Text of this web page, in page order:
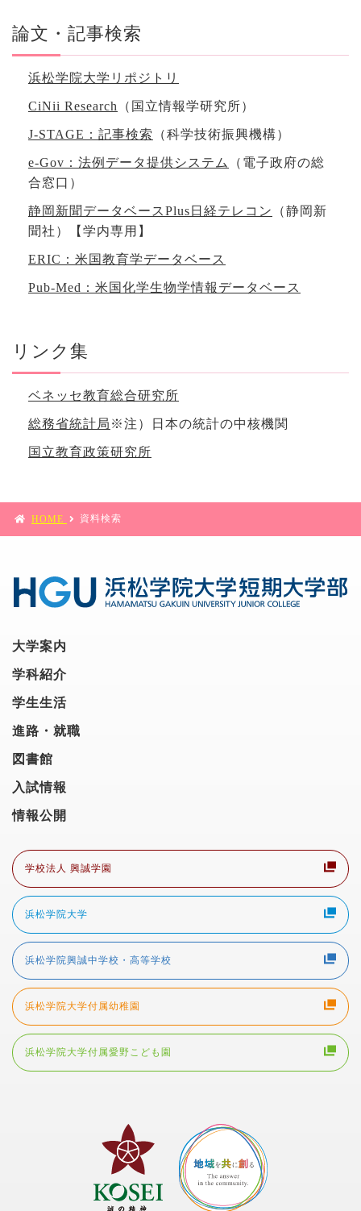
論文・記事検索
浜松学院大学リポジトリ
CiNii Research （国立情報学研究所）
J-STAGE：記事検索 （科学技術振興機構）
e-Gov：法例データ提供システム
（電子政府の総
合窓口）
静岡新聞データベースPlus日経テレコン
（静岡新
聞社）
【学内専用】
ERIC：米国教育学データベース
Pub-Med：米国化学生物学情報データベース
リンク集
ベネッセ教育総合研究所
総務省統計局 ※注）日本の統計の中核機関
国立教育政策研究所
HOME 資料検索
大学案内
学科紹介
学生生活
進路・就職
図書館
入試情報
情報公開
学校法人 興誠学園
浜松学院大学
浜松学院興誠中学校・高等学校
浜松学院大学付属幼稚園
浜松学院大学付属愛野こども園